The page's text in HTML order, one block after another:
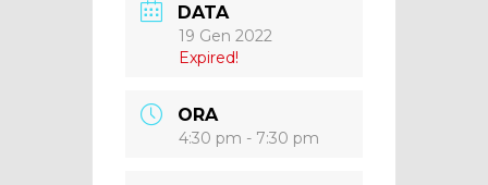
DATA
19 Gen 2022
Expired!
ORA
4:30 pm - 7:30 pm